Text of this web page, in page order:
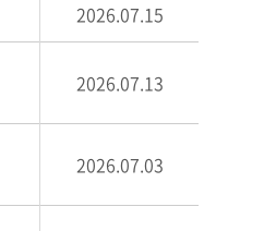
2026.07.15
2026.07.13
2026.07.03